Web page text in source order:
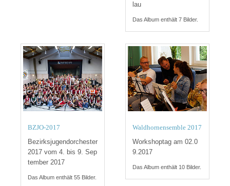
lau
Das Album enthält 7 Bilder.
BZJO-2017
Bezirksjugendorchester
2017 vom 4. bis 9. Sep
tember 2017
Das Album enthält 55 Bilder.
Waldhornensemble 2017
Workshoptag am 02.0
9.2017
Das Album enthält 10 Bilder.